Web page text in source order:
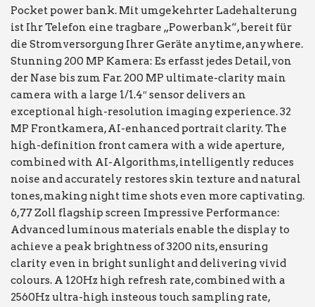
Pocket power bank. Mit umgekehrter Ladehalterung
ist Ihr Telefon eine tragbare „Powerbank“, bereit für
die Stromversorgung Ihrer Geräte anytime, anywhere.
Stunning 200 MP Kamera: Es erfasst jedes Detail, von
der Nase bis zum Far. 200 MP ultimate-clarity main
camera with a large 1/1.4″ sensor delivers an
exceptional high-resolution imaging experience. 32
MP Frontkamera, AI-enhanced portrait clarity. The
high-definition front camera with a wide aperture,
combined with AI-Algorithms, intelligently reduces
noise and accurately restores skin texture and natural
tones, making night time shots even more captivating.
6,77 Zoll flagship screen Impressive Performance:
Advanced luminous materials enable the display to
achieve a peak brightness of 3200 nits, ensuring
clarity even in bright sunlight and delivering vivid
colours. A 120Hz high refresh rate, combined with a
2560Hz ultra-high insteous touch sampling rate,